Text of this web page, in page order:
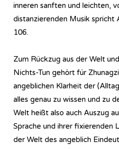
inneren sanften und leichten,
distanzierenden Musik spricht
106.
Zum Rückzug aus der Welt
Nichts-Tun gehört für
angeblichen Klarheit der
alles genau zu wissen und zu
Welt heißt also auch Auszug
Sprache und ihrer fixierenden
der Welt des angeblich